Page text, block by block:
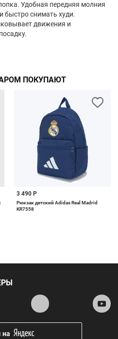
Удобная передняя молния
быстро снимать худи.
движения и
ПОКУПАЮТ
3 490 Р
Рюкзак детский Adidas Real Madrid
KR7558